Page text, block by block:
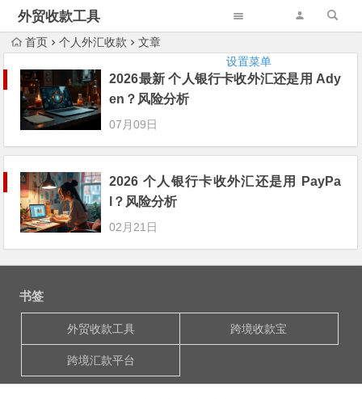
外贸收款工具
设置菜单
首页 个人外汇收款 文章
2026最新 个人银行卡收外汇还是用 Ady
en？风险分析
07月09日
2026 个人银行卡收外汇还是用 PayPa
l？风险分析
02月21日
书签
外贸收款工具 跨境收款宝
跨境汇款平台